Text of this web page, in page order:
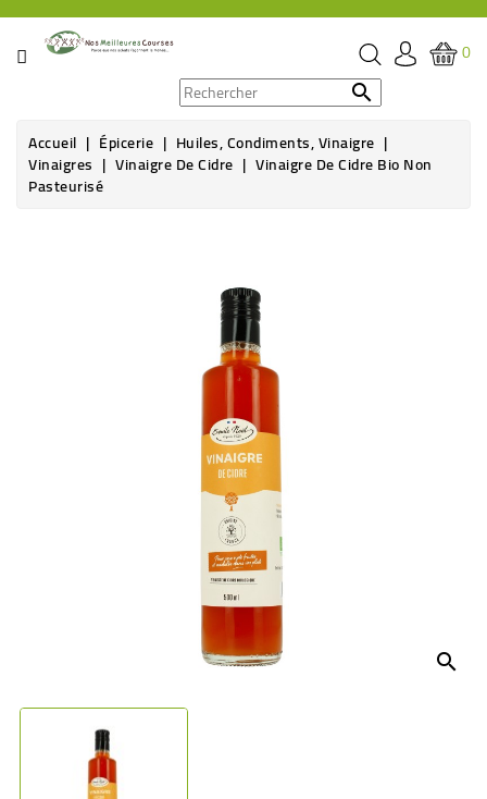
CATÉGORIE
ÉPICERIE
0

Accueil Épicerie Huiles, Condiments, Vinaigre
Vinaigres Vinaigre De Cidre Vinaigre De Cidre Bio Non
Pasteurisé
search